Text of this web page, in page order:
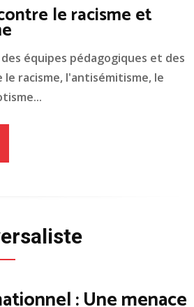
le racisme et
équipes pédagogiques et des
racisme, l'antisémitisme, le
: Une menace